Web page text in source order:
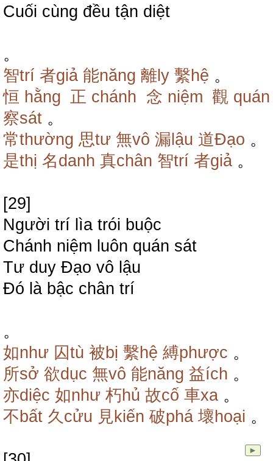
Cuối cùng đều tận diệt
。
智trí 者giả 能năng 離ly 繫hệ 。
恒hằng 正chánh 念niệm 觀quán
察sát 。
常thường 思tư 無vô 漏lậu 道Đạo 。
是thị 名danh 真chân 智trí 者giả 。
[29]
Người trí lìa trói buộc
Chánh niệm luôn quán sát
Tư duy Đạo vô lậu
Đó là bậc chân trí
。
如như 囚tù 被bị 繫hệ 縛phược 。
所sở 欲dục 無vô 能năng 益ích 。
亦diệc 如như 朽hủ 故cố 車xa 。
不bất 久cửu 見kiến 破phá 壞hoại 。
►